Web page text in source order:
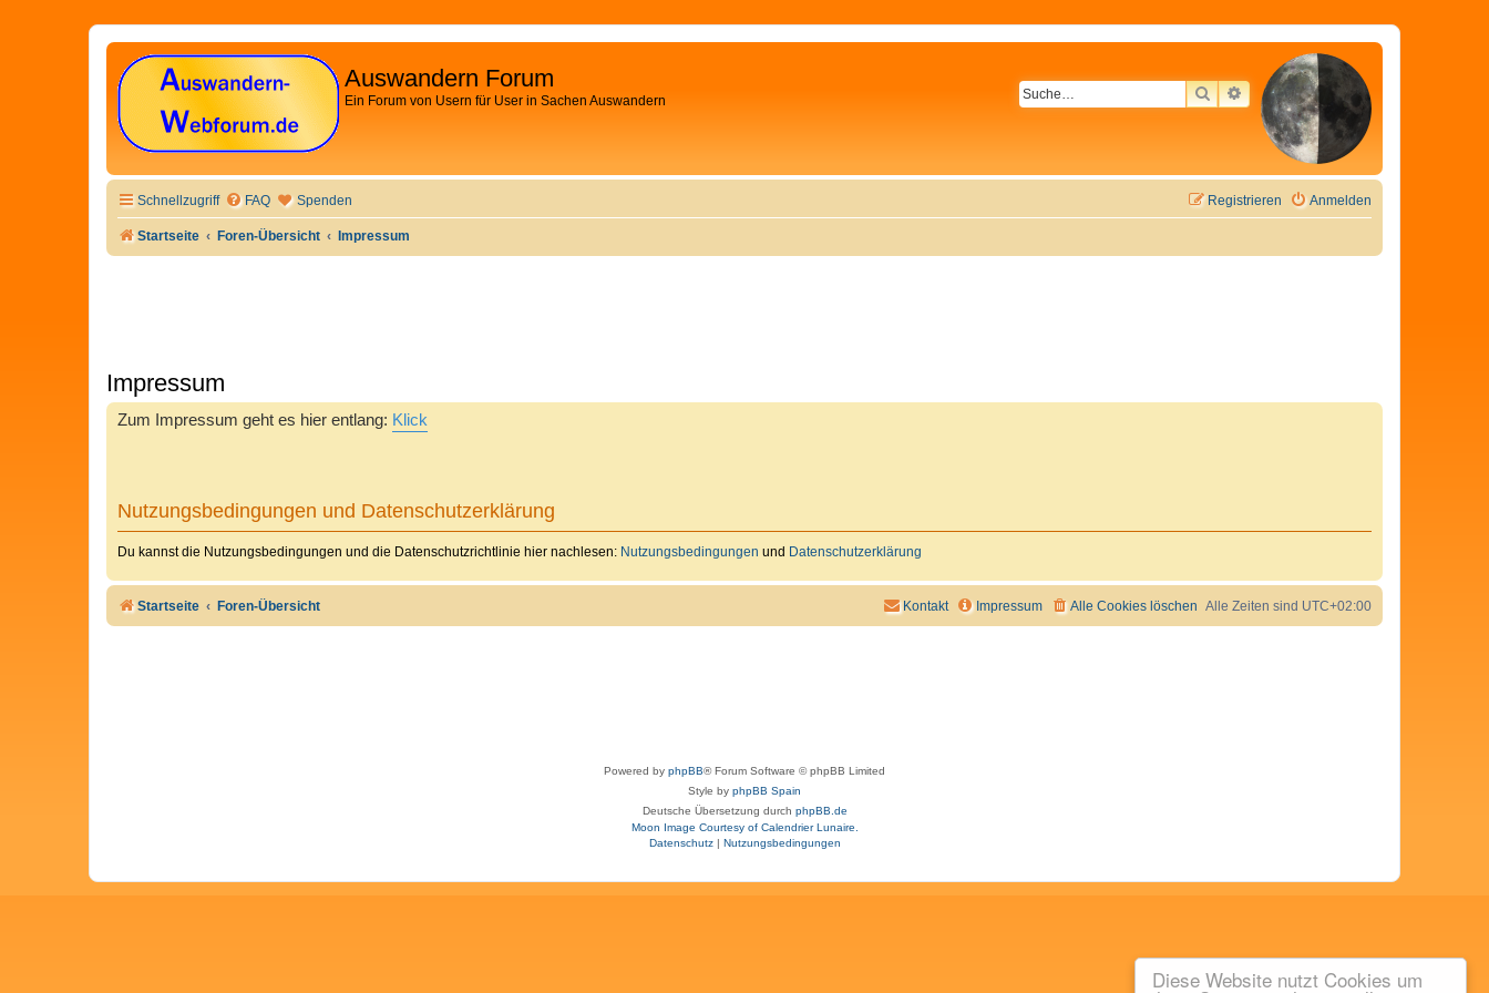
Diese Website nutzt Cookies um
Auswandern Forum
Ein Forum von Usern für User in Sachen Auswandern SUCHEERWEITERTE SUCHE
Schnellzugriff FAQ Spenden Anmelden
Registrieren
Startseite Foren-Übersicht Impressum
Impressum
Zum Impressum geht es hier entlang: Klick
Nutzungsbedingungen und Datenschutzerklärung
Du kannst die Nutzungsbedingungen und die Datenschutzrichtlinie hier nachlesen: Nutzungsbedingungen und Datenschutzerklärung
Startseite Foren-Übersicht Alle Zeiten sind UTC+02:00
Alle Cookies löschen
Impressum
Kontakt
Powered by phpBB® Forum Software © phpBB Limited
Style by phpBB Spain
Deutsche Übersetzung durch phpBB.de
Moon Image Courtesy of Calendrier Lunaire.
Datenschutz| Nutzungsbedingungen